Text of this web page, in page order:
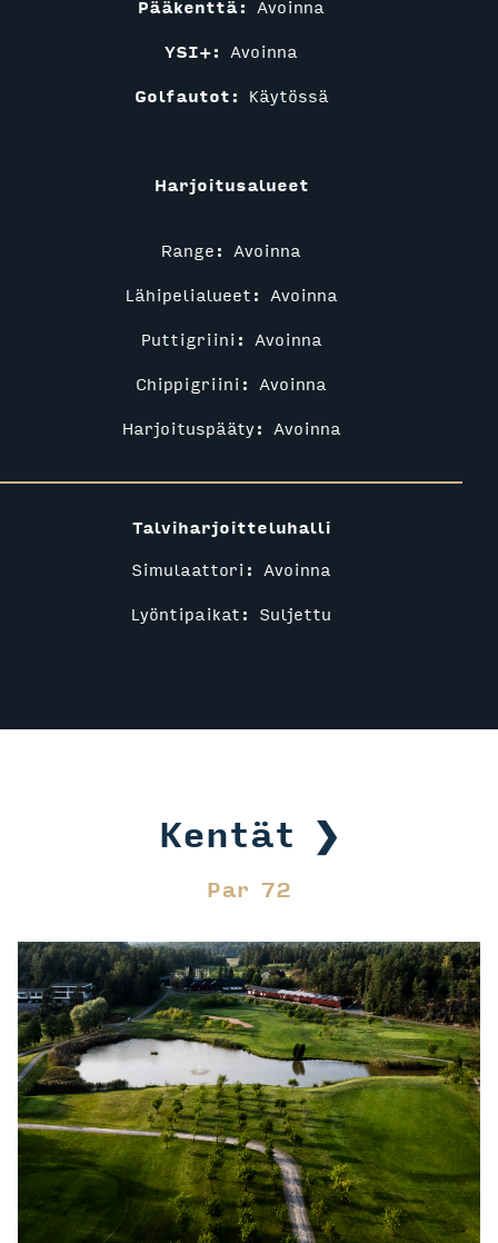
Pääkenttä: Avoinna
YSI+: Avoinna
Golfautot: Käytössä
Harjoitusalueet
Range: Avoinna
Lähipelialueet: Avoinna
Puttigriini: Avoinna
Chippigriini: Avoinna
Harjoituspääty: Avoinna
Talviharjoitteluhalli
Simulaattori: Avoinna
Lyöntipaikat: Suljettu
Kentät
Par 72